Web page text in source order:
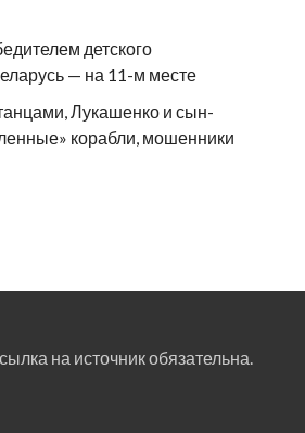
детского
— на 11-м месте
Лукашенко и сын-
корабли, мошенники
на источник обязательна.